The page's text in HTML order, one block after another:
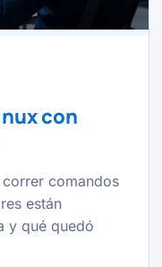
con
comandos
están
y qué quedó